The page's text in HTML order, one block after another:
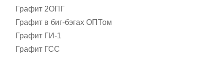
Графит 2ОПГ
Графит в биг-бэгах ОПТом
Графит ГИ-1
Графит ГСС